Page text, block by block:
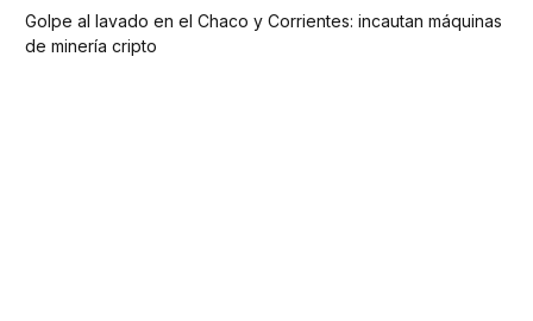
Golpe al lavado en el Chaco y Corrientes: incautan máquinas
de minería cripto